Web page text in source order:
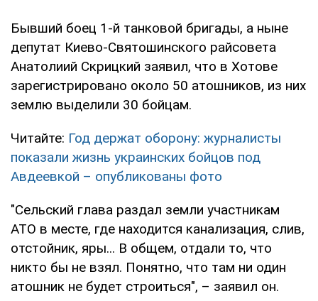
Бывший боец 1-й танковой бригады, а ныне
депутат Киево-Святошинского райсовета
Анатолиий Скрицкий заявил, что в Хотове
зарегистрировано около 50 атошников, из них
землю выделили 30 бойцам.
Читайте: Год держат оборону: журналисты
показали жизнь украинских бойцов под
Авдеевкой – опубликованы фото
"Сельский глава раздал земли участникам
АТО в месте, где находится канализация, слив,
отстойник, яры... В общем, отдали то, что
никто бы не взял. Понятно, что там ни один
атошник не будет строиться", – заявил он.